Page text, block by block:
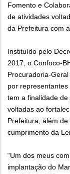
Fomento e
de atividades
da Prefeitura com
Instituído pelo
2017, o Confoco-
Procuradoria-
por
tem a finalidade
voltadas ao
Prefeitura, além
cumprimento da
“Um dos meus
implantação do